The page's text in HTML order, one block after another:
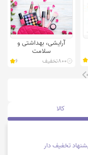
آرایشی، بهداشتی و
سلامت
800تخفیف 6
کالا
تخفیف دار